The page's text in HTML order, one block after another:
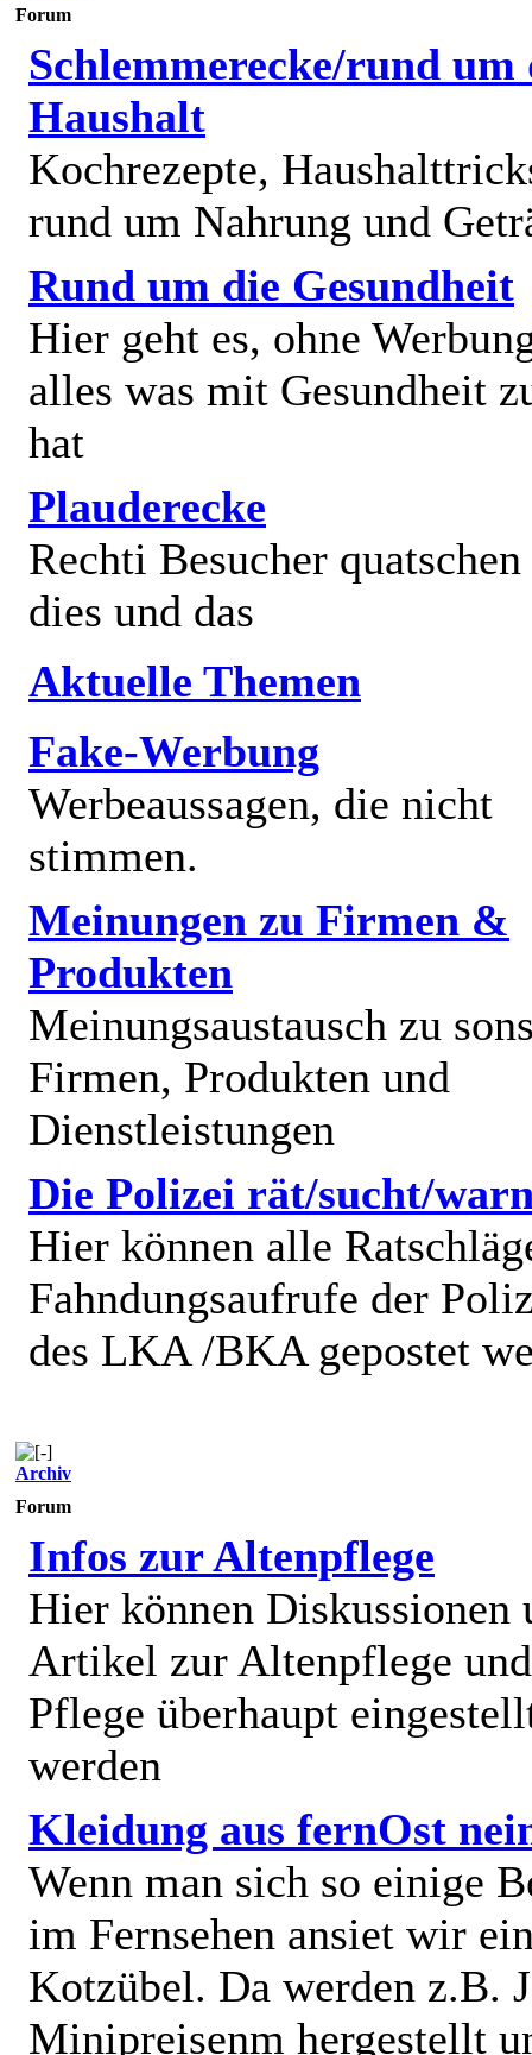
Forum
Schlemmerecke/rund um
Haushalt
Kochrezepte,
rund um Nahrung und
Rund um die Gesundheit
Hier geht es, ohne
alles was mit Gesundheit
hat
Plauderecke
Rechti Besucher
dies und das
Aktuelle Themen
Fake-Werbung
Werbeaussagen, die nicht
stimmen.
Meinungen zu Firmen &
Produkten
Meinungsaustausch zu
Firmen, Produkten und
Dienstleistungen
Die Polizei rät/sucht/
Hier können alle
Fahndungsaufrufe der
des LKA /BKA gepostet
Archiv
Forum
Infos zur Altenpflege
Hier können Diskussionen
Artikel zur Altenpflege
Pflege überhaupt
werden
Kleidung aus fernOst
Wenn man sich so einige
im Fernsehen ansiet wir
Kotzübel. Da werden z.B.
Minipreisenm hergestellt